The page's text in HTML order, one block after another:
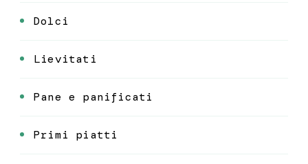
Dolci
Lievitati
Pane e panificati
Primi piatti